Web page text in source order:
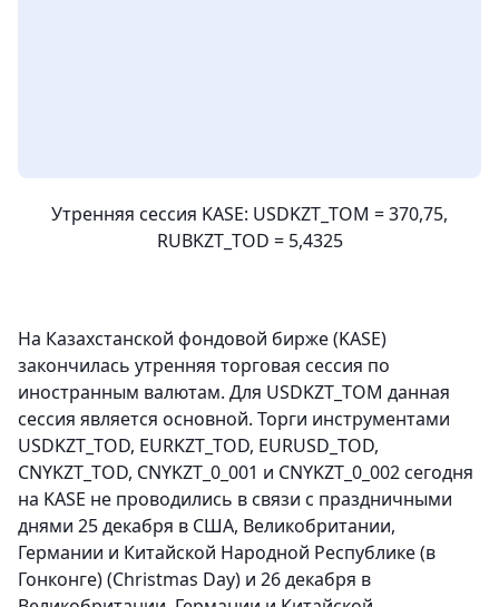
Утренняя сессия KASE: USDKZT_ТОМ = 370,75,
RUBKZT_TOD = 5,4325
На Казахстанской фондовой бирже (KASE)
закончилась утренняя торговая сессия по
иностранным валютам. Для USDKZT_TOM данная
сессия является основной. Торги инструментами
USDKZT_TOD, EURKZT_TOD, EURUSD_TOD,
CNYKZT_TOD, CNYKZT_0_001 и CNYKZT_0_002 сегодня
на KASE не проводились в связи с праздничными
днями 25 декабря в США, Великобритании,
Германии и Китайской Народной Республике (в
Гонконге) (Christmas Day) и 26 декабря в